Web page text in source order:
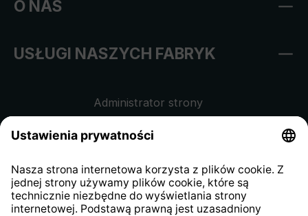
O NAS
USŁUGI NASZYCH FABRYK
Administrator strony
kontrahentów
Klauzula informacyjna strony
internetowej